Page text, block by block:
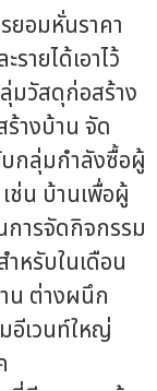
ยอมหั่นราคา
ายได้เอาไว้
มวัสดุก่อสร้าง
างบ้าน จัด
กลุ่มกำลังซื้อผู้
ช่น บ้านเพื่อผู้
ารจัดกิจกรรม
หรับในเดือน
น ต่างผนึก
อีเวนท์ใหญ่